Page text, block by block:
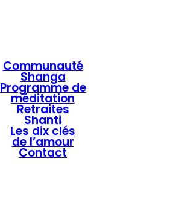
Communauté
Shanga
Programme de
méditation
Retraites
Shanti
Les dix clés
de l’amour
Contact